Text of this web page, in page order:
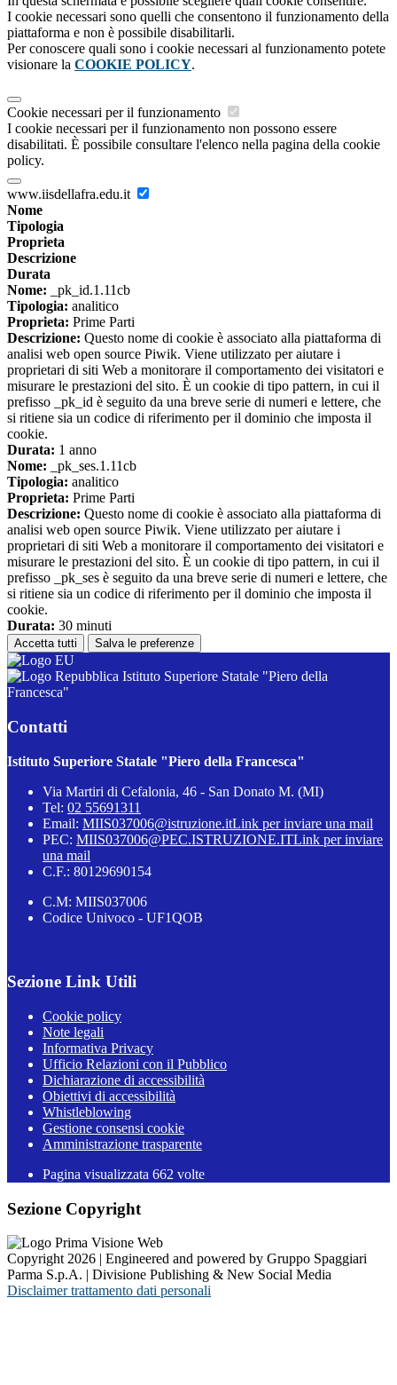
I cookie necessari sono quelli che consentono il funzionamento della
piattaforma e non è possibile disabilitarli.
Per conoscere quali sono i cookie necessari al funzionamento potete
visionare la COOKIE POLICY.
Cookie necessari per il funzionamento
I cookie necessari per il funzionamento non possono essere
disabilitati. È possibile consultare l'elenco nella pagina della cookie
policy.
www.iisdellafra.edu.it
Nome
Tipologia
Proprieta
Descrizione
Durata
Nome: _pk_id.1.11cb
Tipologia: analitico
Proprieta: Prime Parti
Descrizione: Questo nome di cookie è associato alla piattaforma di
analisi web open source Piwik. Viene utilizzato per aiutare i
proprietari di siti Web a monitorare il comportamento dei visitatori e
misurare le prestazioni del sito. È un cookie di tipo pattern, in cui il
prefisso _pk_id è seguito da una breve serie di numeri e lettere, che
si ritiene sia un codice di riferimento per il dominio che imposta il
cookie.
Durata: 1 anno
Nome: _pk_ses.1.11cb
Tipologia: analitico
Proprieta: Prime Parti
Descrizione: Questo nome di cookie è associato alla piattaforma di
analisi web open source Piwik. Viene utilizzato per aiutare i
proprietari di siti Web a monitorare il comportamento dei visitatori e
misurare le prestazioni del sito. È un cookie di tipo pattern, in cui il
prefisso _pk_ses è seguito da una breve serie di numeri e lettere, che
si ritiene sia un codice di riferimento per il dominio che imposta il
cookie.
Durata: 30 minuti
Accetta tutti Salva le preferenze
Istituto Superiore Statale "Piero della
Francesca"
Contatti
Istituto Superiore Statale "Piero della Francesca"
Via Martiri di Cefalonia, 46 - San Donato M. (MI)
Tel: 02 55691311
Email: MIIS037006@istruzione.itLink per inviare una mail
PEC: MIIS037006@PEC.ISTRUZIONE.ITLink per inviare
una mail
C.F.: 80129690154
C.M: MIIS037006
Codice Univoco - UF1QOB
Sezione Link Utili
Cookie policy
Note legali
Informativa Privacy
Ufficio Relazioni con il Pubblico
Dichiarazione di accessibilità
Obiettivi di accessibilità
Whistleblowing
Gestione consensi cookie
Amministrazione trasparente
Pagina visualizzata 662 volte
Sezione Copyright
Copyright 2026 | Engineered and powered by Gruppo Spaggiari
Parma S.p.A. | Divisione Publishing & New Social Media
Disclaimer trattamento dati personali